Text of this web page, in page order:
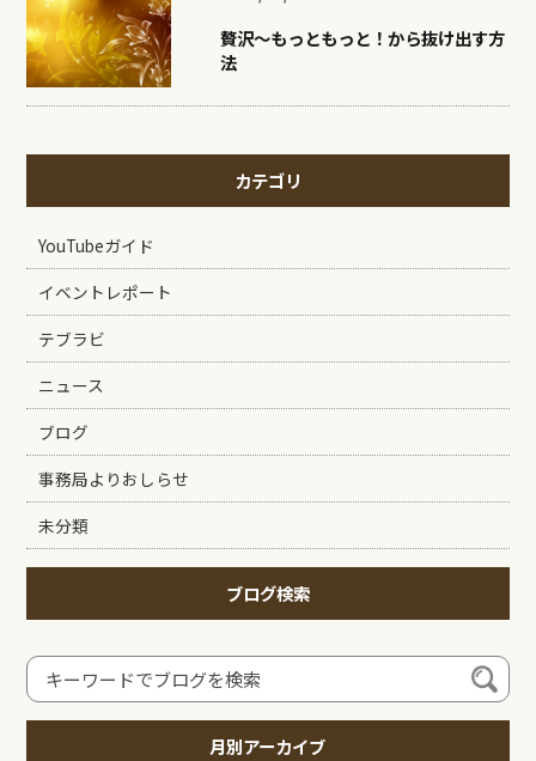
贅沢〜もっともっと！から抜け出す方
法
カテゴリ
YouTubeガイド
イベントレポート
テブラビ
ニュース
ブログ
事務局よりおしらせ
未分類
ブログ検索
月別アーカイブ